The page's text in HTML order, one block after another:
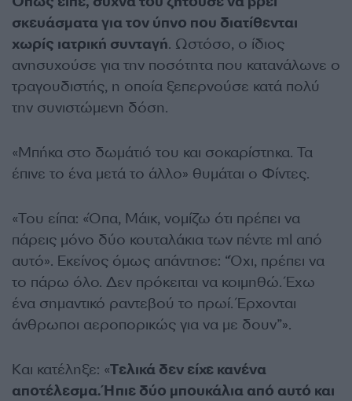
σκευάσματα για τον ύπνο που διατίθενται
χωρίς ιατρική συνταγή. Ωστόσο, ο ίδιος
ανησυχούσε για την ποσότητα που κατανάλωνε ο
τραγουδιστής, η οποία ξεπερνούσε κατά πολύ
την συνιστώμενη δόση.
«Μπήκα στο δωμάτιό του και σοκαρίστηκα. Τα
έπινε το ένα μετά το άλλο» θυμάται ο Φίντες.
«Του είπα: «Όπα, Μάικ, νομίζω ότι πρέπει να
πάρεις μόνο δύο κουταλάκια των πέντε ml από
αυτό». Εκείνος όμως απάντησε: “Όχι, πρέπει να
το πάρω όλο. Δεν πρόκειται να κοιμηθώ. Έχω
ένα σημαντικό ραντεβού το πρωί. Έρχονται
άνθρωποι αεροπορικώς για να με δουν”».
Kαι κατέληξε: «Tελικά δεν είχε κανένα
αποτέλεσμα. Ήπιε δύο μπουκάλια από αυτό και